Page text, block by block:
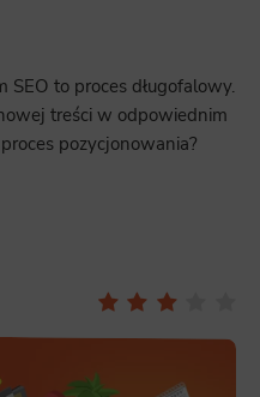
to proces długofalowy.
treści w odpowiednim
pozycjonowania?